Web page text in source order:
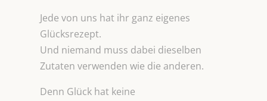
Jede von uns hat ihr ganz eigenes
Glücksrezept.
Und niemand muss dabei dieselben
Zutaten verwenden wie die anderen.
Denn Glück hat keine